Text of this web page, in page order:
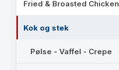
Fried & Broasted Chicken
Kok og stek
Pølse - Vaffel - Crepe